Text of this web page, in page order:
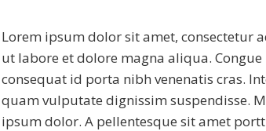
Lorem ipsum dolor sit amet, consectetur
ut labore et dolore magna aliqua.
consequat id porta nibh venenatis cras.
quam vulputate dignissim suspendisse.
ipsum dolor. A pellentesque sit amet